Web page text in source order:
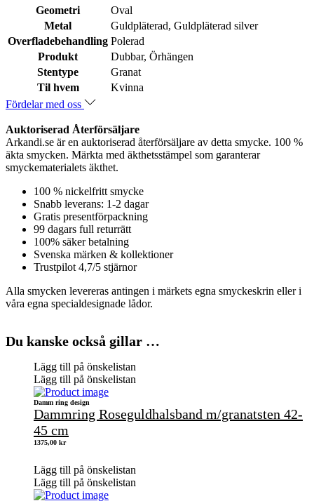
Geometri
Oval
Metal
Guldpläterad, Guldpläterad silver
Overfladebehandling Polerad
Produkt
Dubbar, Örhängen
Stentype
Granat
Til hvem
Kvinna
Fördelar med oss
Auktoriserad Återförsäljare
Arkandi.se är en auktoriserad återförsäljare av detta smycke. 100 %
äkta smycken. Märkta med äkthetsstämpel som garanterar
smyckematerialets äkthet.
100 % nickelfritt smycke
Snabb leverans: 1-2 dagar
Gratis presentförpackning
99 dagars full returrätt
100% säker betalning
Svenska märken & kollektioner
Trustpilot 4,7/5 stjärnor
Alla smycken levereras antingen i märkets egna smyckeskrin eller i
våra egna specialdesignade lådor.
Du kanske också gillar …
Lägg till på önskelistan
Lägg till på önskelistan
Damm ring design
Dammring Roseguldhalsband m/granatsten 42-
45 cm
1375,00 kr
Lägg till på önskelistan
Lägg till på önskelistan